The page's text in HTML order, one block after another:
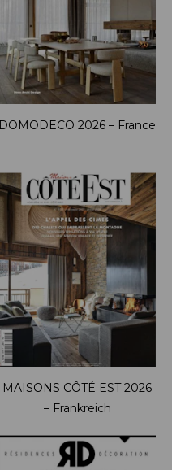
DOMODECO 2026 – France
MAISONS CÔTÉ EST 2026
– Frankreich